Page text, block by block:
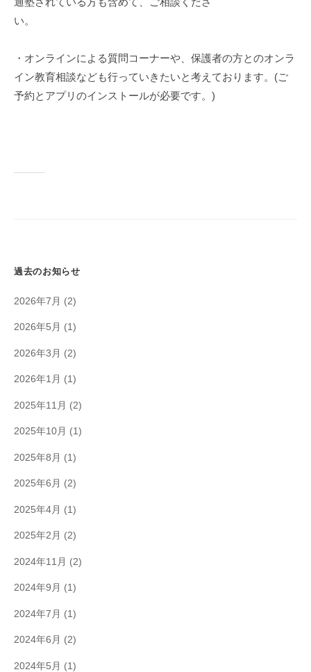
い。
・オンラインによる質問コーナーや、保護者の方とのオンラ
イン教育相談なども行っていきたいと考えております。(ご
予約とアプリのインストールが必要です。)
過去のお知らせ
2026年7月 (2)
2026年5月 (1)
2026年3月 (2)
2026年1月 (1)
2025年11月 (2)
2025年10月 (1)
2025年8月 (1)
2025年6月 (2)
2025年4月 (1)
2025年2月 (2)
2024年11月 (2)
2024年9月 (1)
2024年7月 (1)
2024年6月 (2)
2024年5月 (1)